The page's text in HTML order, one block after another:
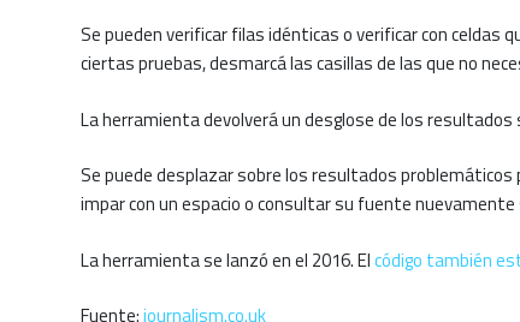
Se pueden verificar filas idénticas o verificar con celdas
ciertas pruebas, desmarcá las casillas de las que no
La herramienta devolverá un desglose de los
Se puede desplazar sobre los resultados problemáticos
impar con un espacio o consultar su fuente
La herramienta se lanzó en el 2016.Elcódigo también
Fuente:journalism.co.uk